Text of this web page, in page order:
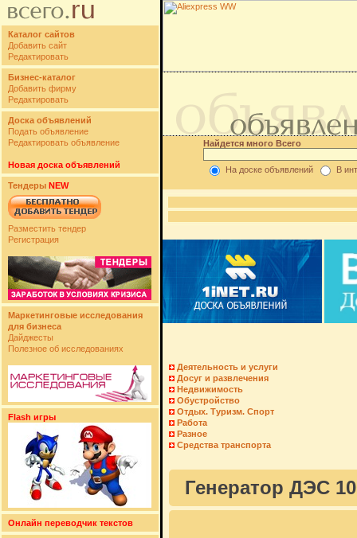
Каталог сайтов
Добавить сайт
Редактировать
Бизнес-каталог
Добавить фирму
Редактировать
Доска объявлений
Подать объявление
Редактировать объявление
Новая доска объявлений
Тендеры NEW
Разместить тендер
Регистрация
Маркетинговые исследования
для бизнеса
Дайджесты
Полезное об исследованиях
Flash игры
Онлайн переводчик текстов
Найдется много Всего
На доске объявлений В
Деятельность и услуги
Досуг и развлечения
Недвижимость
Обустройство
Отдых. Туризм. Спорт
Работа
Разное
Средства транспорта
Генератор ДЭС